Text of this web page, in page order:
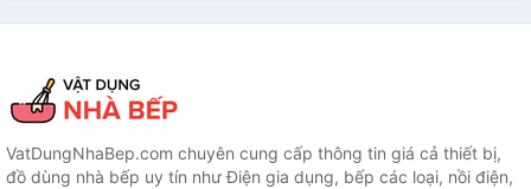
VatDungNhaBep.com chuyên cung cấp thông tin giá cả thiết bị,
đồ dùng nhà bếp uy tín như Điện gia dụng, bếp các loại, nồi điện,